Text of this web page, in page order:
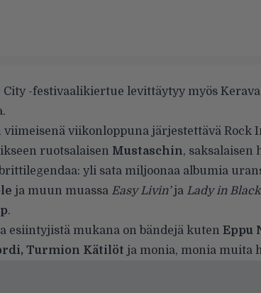
City -festivaalikiertue levittäytyy myös
viikonloppuna järjestettävä Rock
ruotsalaisen Mustaschin, saksalaisen
yli sata miljoonaa albumia
ja muun muassa Easy Livin’ja Lady in Black
.
esiintyjistä mukana on bändejä kuten Eppu
Turmion Kätilöt ja monia, monia muita